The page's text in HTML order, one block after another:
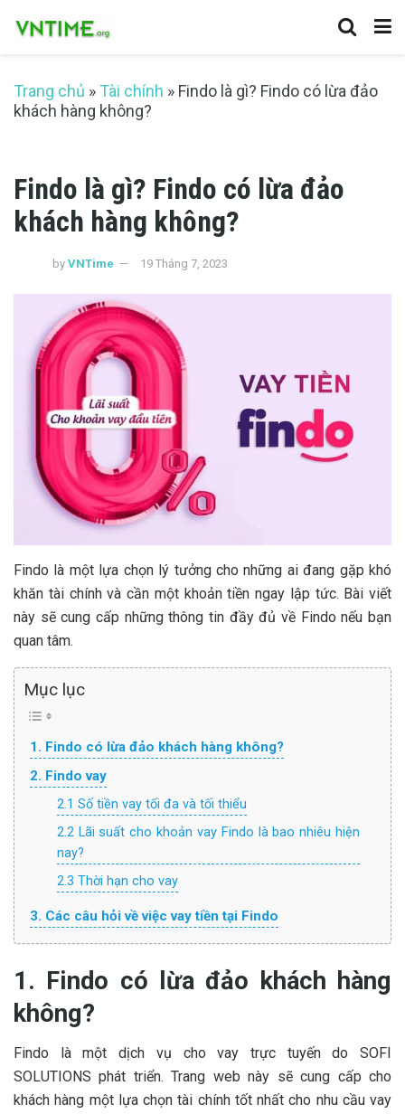
Trang chủ » Tài chính » Findo là gì? Findo có lừa đảo
khách hàng không?
Findo là gì? Findo có lừa đảo
khách hàng không?
by VNTime 19 Tháng 7, 2023
Findo là một lựa chọn lý tưởng cho những ai đang gặp khó
khăn tài chính và cần một khoản tiền ngay lập tức. Bài viết
này sẽ cung cấp những thông tin đầy đủ về Findo nếu bạn
quan tâm.
Mục lục
1. Findo có lừa đảo khách hàng không?
2. Findo vay
2.1 Số tiền vay tối đa và tối thiểu
2.2 Lãi suất cho khoản vay Findo là bao nhiêu hiện
nay?
2.3 Thời hạn cho vay
3. Các câu hỏi về việc vay tiền tại Findo
1. Findo có lừa đảo khách hàng
không?
Findo là một dịch vụ cho vay trực tuyến do SOFI
SOLUTIONS phát triển. Trang web này sẽ cung cấp cho
khách hàng một lựa chọn tài chính tốt nhất cho nhu cầu vay